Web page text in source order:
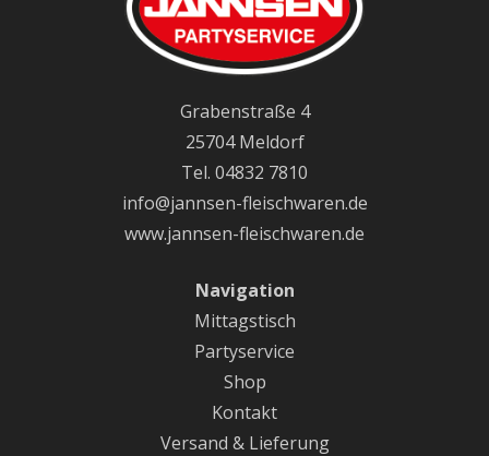
Grabenstraße 4
25704 Meldorf
Tel. 04832 7810
info@jannsen-fleischwaren.de
www.jannsen-fleischwaren.de
Navigation
Mittagstisch
Partyservice
Shop
Kontakt
Versand & Lieferung